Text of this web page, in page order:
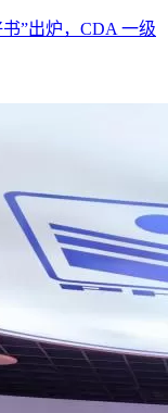
”出炉，CDA 一级